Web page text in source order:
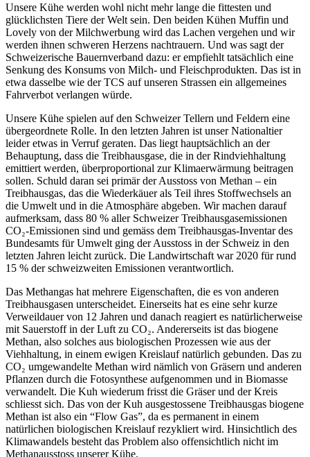
Unsere Kühe werden wohl nicht mehr lange die fittesten und
glücklichsten Tiere der Welt sein. Den beiden Kühen Muffin und
Lovely von der Milchwerbung wird das Lachen vergehen und wir
werden ihnen schweren Herzens nachtrauern. Und was sagt der
Schweizerische Bauernverband dazu: er empfiehlt tatsächlich eine
Senkung des Konsums von Milch- und Fleischprodukten. Das ist in
etwa dasselbe wie der TCS auf unseren Strassen ein allgemeines
Fahrverbot verlangen würde.
Unsere Kühe spielen auf den Schweizer Tellern und Feldern eine
übergeordnete Rolle. In den letzten Jahren ist unser Nationaltier
leider etwas in Verruf geraten. Das liegt hauptsächlich an der
Behauptung, dass die Treibhausgase, die in der Rindviehhaltung
emittiert werden, überproportional zur Klimaerwärmung beitragen
sollen. Schuld daran sei primär der Ausstoss von Methan – ein
Treibhausgas, das die Wiederkäuer als Teil ihres Stoffwechsels an
die Umwelt und in die Atmosphäre abgeben. Wir machen darauf
aufmerksam, dass 80 % aller Schweizer Treibhausgasemissionen
CO₂-Emissionen sind und gemäss dem Treibhausgas-Inventar des
Bundesamts für Umwelt ging der Ausstoss in der Schweiz in den
letzten Jahren leicht zurück. Die Landwirtschaft war 2020 für rund
15 % der schweizweiten Emissionen verantwortlich.
Das Methangas hat mehrere Eigenschaften, die es von anderen
Treibhausgasen unterscheidet. Einerseits hat es eine sehr kurze
Verweildauer von 12 Jahren und danach reagiert es natürlicherweise
mit Sauerstoff in der Luft zu CO₂. Andererseits ist das biogene
Methan, also solches aus biologischen Prozessen wie aus der
Viehhaltung, in einem ewigen Kreislauf natürlich gebunden. Das zu
CO₂ umgewandelte Methan wird nämlich von Gräsern und anderen
Pflanzen durch die Fotosynthese aufgenommen und in Biomasse
verwandelt. Die Kuh wiederum frisst die Gräser und der Kreis
schliesst sich. Das von der Kuh ausgestossene Treibhausgas biogene
Methan ist also ein “Flow Gas”, da es permanent in einem
natürlichen biologischen Kreislauf rezykliert wird. Hinsichtlich des
Klimawandels besteht das Problem also offensichtlich nicht im
Methanausstoss unserer Kühe.